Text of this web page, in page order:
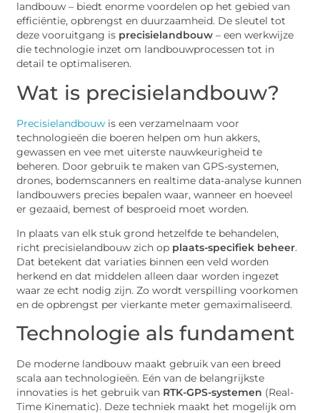
landbouw – biedt enorme voordelen op het gebied van
efficiëntie, opbrengst en duurzaamheid. De sleutel tot
deze vooruitgang is precisielandbouw – een werkwijze
die technologie inzet om landbouwprocessen tot in
detail te optimaliseren.
Wat is precisielandbouw?
Precisielandbouw is een verzamelnaam voor
technologieën die boeren helpen om hun akkers,
gewassen en vee met uiterste nauwkeurigheid te
beheren. Door gebruik te maken van GPS-systemen,
drones, bodemscanners en realtime data-analyse kunnen
landbouwers precies bepalen waar, wanneer en hoeveel
er gezaaid, bemest of besproeid moet worden.
In plaats van elk stuk grond hetzelfde te behandelen,
richt precisielandbouw zich op plaats-specifiek beheer.
Dat betekent dat variaties binnen een veld worden
herkend en dat middelen alleen daar worden ingezet
waar ze echt nodig zijn. Zo wordt verspilling voorkomen
en de opbrengst per vierkante meter gemaximaliseerd.
Technologie als fundament
De moderne landbouw maakt gebruik van een breed
scala aan technologieën. Eén van de belangrijkste
innovaties is het gebruik van RTK-GPS-systemen (Real-
Time Kinematic). Deze techniek maakt het mogelijk om